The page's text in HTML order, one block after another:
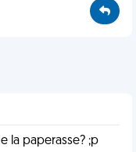
la paperasse? ;p